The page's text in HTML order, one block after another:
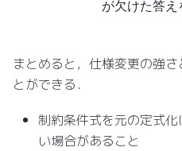
が欠けた答え
まとめると，仕様変更の強
とができる．
制約条件式を元の定式
い場合があること